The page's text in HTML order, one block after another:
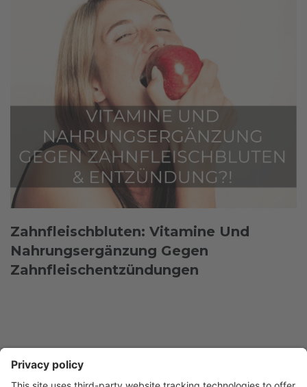
Zahnfleischbluten: Vitamine Und
Nahrungsergänzung Gegen
Zahnfleischentzündungen